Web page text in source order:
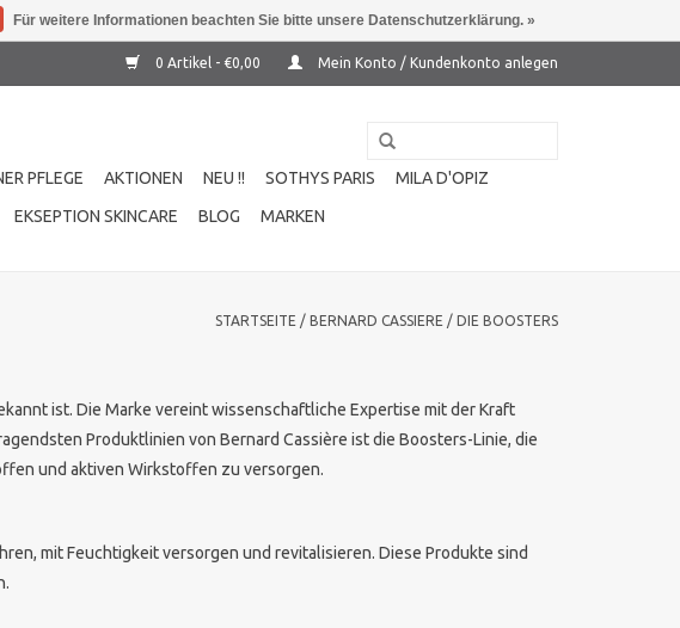
0 Artikel - €0,00 Mein Konto / Kundenkonto anlegen
PFLEGE AKTIONEN NEU !! SOTHYS PARIS
MILA D'OPIZ
EKSEPTION SKINCARE BLOG MARKEN
STARTSEITE / BERNARD CASSIERE / DIE BOOSTERS
ist. Die Marke vereint wissenschaftliche Expertise mit der Kraft
Produktlinien von Bernard Cassière ist die Boosters-Linie, die
und aktiven Wirkstoffen zu versorgen.
mit Feuchtigkeit versorgen und revitalisieren. Diese Produkte sind
Für weitere Informationen beachten Sie bitte unsere Datenschutzerklärung. »